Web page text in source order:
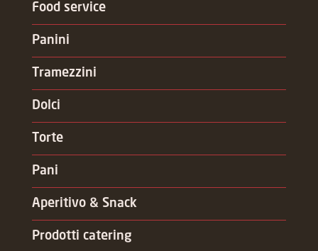
Food service
Panini
Tramezzini
Dolci
Torte
Pani
Aperitivo & Snack
Prodotti catering